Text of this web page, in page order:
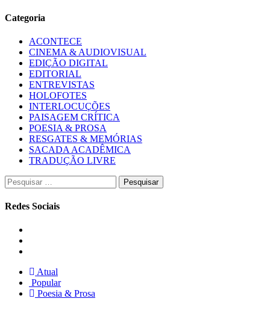
Categoria
ACONTECE
CINEMA & AUDIOVISUAL
EDIÇÃO DIGITAL
EDITORIAL
ENTREVISTAS
HOLOFOTES
INTERLOCUÇÕES
PAISAGEM CRÍTICA
POESIA & PROSA
RESGATES & MEMÓRIAS
SACADA ACADÊMICA
TRADUÇÃO LIVRE
Pesquisar
por:
Redes Sociais
Atual
Popular
Poesia & Prosa